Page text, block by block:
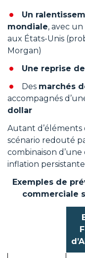
Un
mondiale, avec
aux États-Unis
Morgan)
Une reprise
Des marchés
accompagnés
dollar
Autant d’éléments
scénario redouté
combinaison
inflation
Exemples de
commerciale